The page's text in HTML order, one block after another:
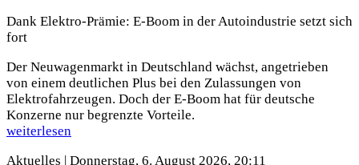
Dank Elektro-Prämie: E-Boom in der Autoindustrie setzt sich
fort
Der Neuwagenmarkt in Deutschland wächst, angetrieben
von einem deutlichen Plus bei den Zulassungen von
Elektrofahrzeugen. Doch der E-Boom hat für deutsche
Konzerne nur begrenzte Vorteile.
weiterlesen
Aktuelles | Donnerstag, 6. August 2026, 20:11